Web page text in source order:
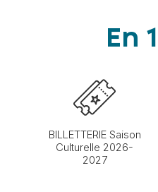
En
BILLETTERIE Saison
Culturelle 2026-
2027